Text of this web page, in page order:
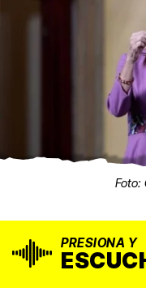
Foto:
PRESIONA Y